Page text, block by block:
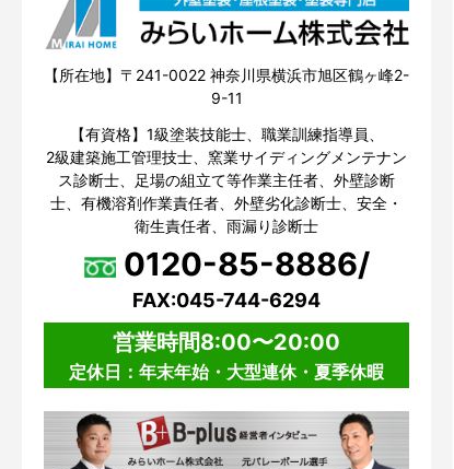
【所在地】〒241-0022 神奈川県横浜市旭区鶴ヶ峰2-
9-11
【有資格】1級塗装技能士、職業訓練指導員、
2級建築施工管理技士、窯業サイディングメンテナン
ス診断士、足場の組立て等作業主任者、外壁診断
士、有機溶剤作業責任者、外壁劣化診断士、安全・
衛生責任者、雨漏り診断士
0120-85-8886/
FAX:045-744-6294
営業時間8:00〜20:00
定休日：年末年始・大型連休・夏季休暇